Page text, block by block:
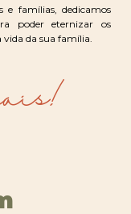
famílias, dedicamos
poder eternizar os
da sua família.